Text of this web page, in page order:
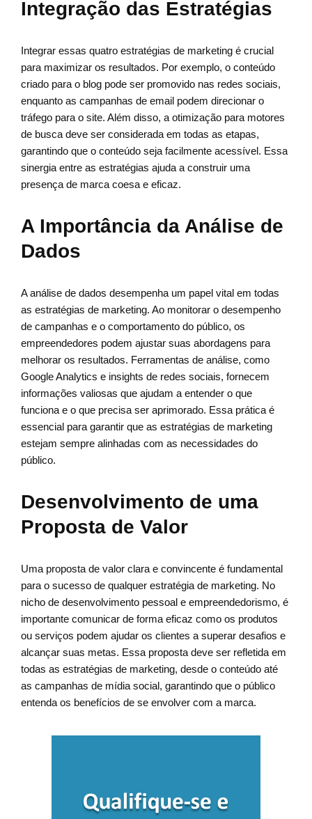
Integração das Estratégias
Integrar essas quatro estratégias de marketing é crucial
para maximizar os resultados. Por exemplo, o conteúdo
criado para o blog pode ser promovido nas redes sociais,
enquanto as campanhas de email podem direcionar o
tráfego para o site. Além disso, a otimização para motores
de busca deve ser considerada em todas as etapas,
garantindo que o conteúdo seja facilmente acessível. Essa
sinergia entre as estratégias ajuda a construir uma
presença de marca coesa e eficaz.
A Importância da Análise de
Dados
A análise de dados desempenha um papel vital em todas
as estratégias de marketing. Ao monitorar o desempenho
de campanhas e o comportamento do público, os
empreendedores podem ajustar suas abordagens para
melhorar os resultados. Ferramentas de análise, como
Google Analytics e insights de redes sociais, fornecem
informações valiosas que ajudam a entender o que
funciona e o que precisa ser aprimorado. Essa prática é
essencial para garantir que as estratégias de marketing
estejam sempre alinhadas com as necessidades do
público.
Desenvolvimento de uma
Proposta de Valor
Uma proposta de valor clara e convincente é fundamental
para o sucesso de qualquer estratégia de marketing. No
nicho de desenvolvimento pessoal e empreendedorismo, é
importante comunicar de forma eficaz como os produtos
ou serviços podem ajudar os clientes a superar desafios e
alcançar suas metas. Essa proposta deve ser refletida em
todas as estratégias de marketing, desde o conteúdo até
as campanhas de mídia social, garantindo que o público
entenda os benefícios de se envolver com a marca.